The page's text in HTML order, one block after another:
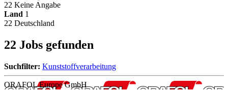
22 Keine Angabe
Land 1
22 Deutschland
22 Jobs gefunden
Suchfilter: Kunststoffverarbeitung
ORAFOL Europe GmbH